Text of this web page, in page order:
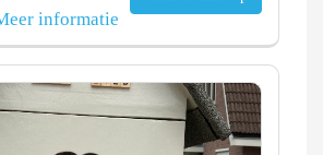
informatie